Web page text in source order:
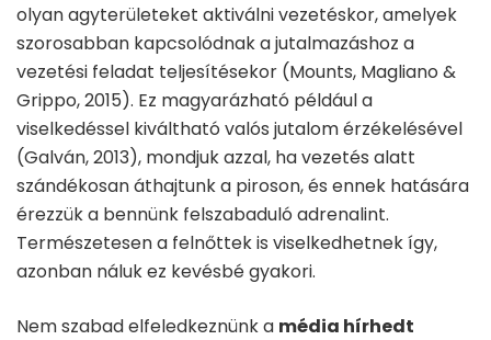
olyan agyterületeket aktiválni vezetéskor, amelyek
szorosabban kapcsolódnak a jutalmazáshoz a
vezetési feladat teljesítésekor (Mounts, Magliano &
Grippo, 2015). Ez magyarázható például a
viselkedéssel kiváltható valós jutalom érzékelésével
(Galván, 2013), mondjuk azzal, ha vezetés alatt
szándékosan áthajtunk a piroson, és ennek hatására
érezzük a bennünk felszabaduló adrenalint.
Természetesen a felnőttek is viselkedhetnek így,
azonban náluk ez kevésbé gyakori.
Nem szabad elfeledkeznünk a média hírhedt